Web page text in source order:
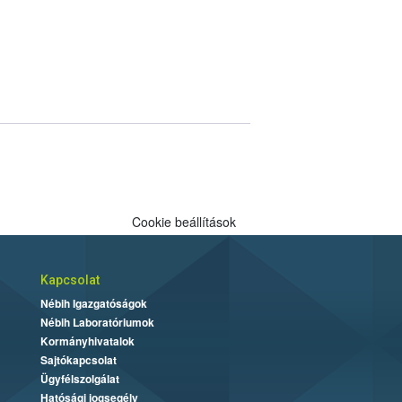
Cookie beállítások
Kapcsolat
Nébih Igazgatóságok
Nébih Laboratóriumok
Kormányhivatalok
Sajtókapcsolat
Ügyfélszolgálat
Hatósági jogsegély